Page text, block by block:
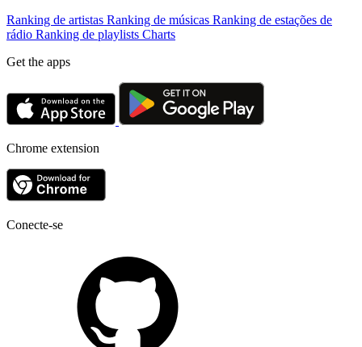
Ranking de artistas Ranking de músicas Ranking de estações de
rádio Ranking de playlists Charts
Get the apps
Chrome extension
Conecte-se